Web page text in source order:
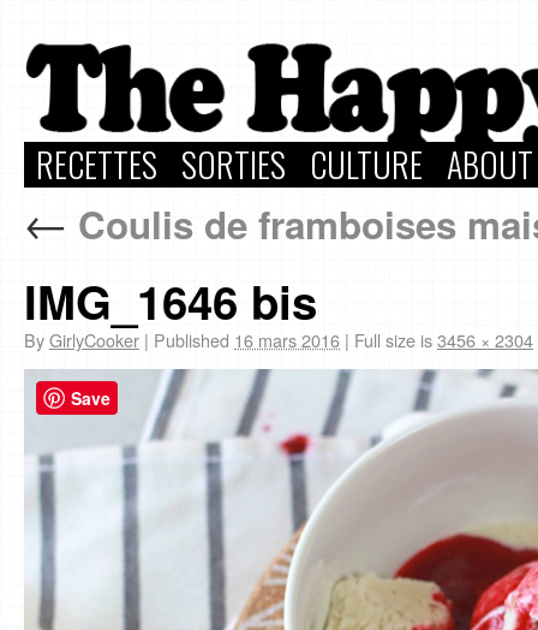
RECETTES SORTIES CULTURE
← Coulis de framboises
IMG_1646 bis
ByGirlyCooker | Published 16 mars 2016 | Full size is3456 × 2304
Save